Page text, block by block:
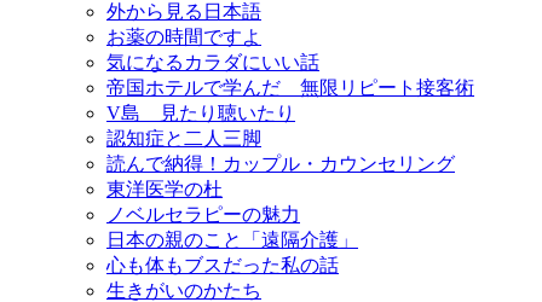
外から見る日本語
お薬の時間ですよ
気になるカラダにいい話
帝国ホテルで学んだ 無限リピート接客術
V島 見たり聴いたり
認知症と二人三脚
読んで納得！カップル・カウンセリング
東洋医学の杜
ノベルセラピーの魅力
日本の親のこと「遠隔介護」
心も体もブスだった私の話
生きがいのかたち